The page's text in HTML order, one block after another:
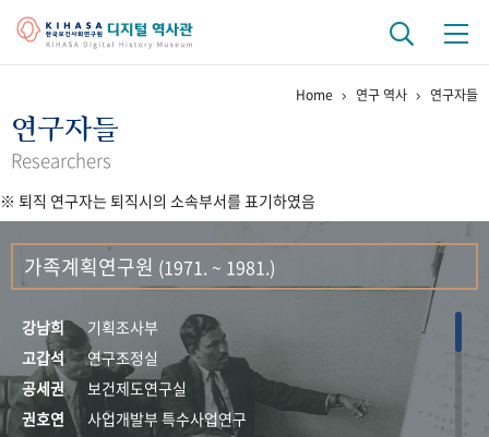
걸어온 길 기관 변천사
연구 역사
정책과 연구 키워드로 보는 연구 역사
연구자들
간행물 변천사
기록물 아카이브
사진 아카이브 문서 기록물 행정박물 영상 기록물
Home 연구 역사 연구자들
연구자들
Researchers
※ 퇴직 연구자는 퇴직시의 소속부서를 표기하였음
가족계획연구원 (1971. ~ 1981.)
강남희
기획조사부
고갑석
연구조정실
공세권
보건제도연구실
권호연
사업개발부 특수사업연구